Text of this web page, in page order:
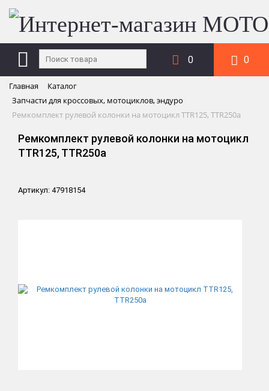
0 0
Главная
Каталог
Запчасти для кроссовых, мотоциклов, эндуро
Ремкомплект рулевой колонки на мотоцикл TTR125, TTR250a
Ремкомплект рулевой колонки на мотоцикл
TTR125, TTR250a
Артикул: 47918154